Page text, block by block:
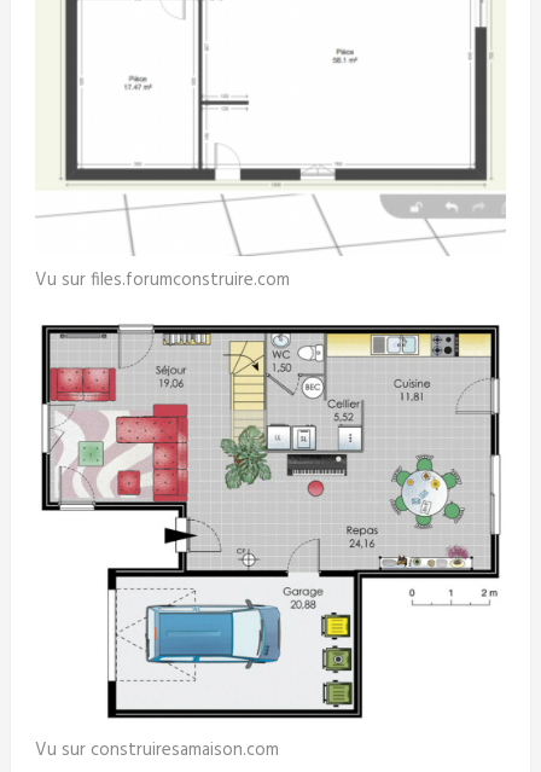
Vu sur files.forumconstruire.com
Vu sur construiresamaison.com